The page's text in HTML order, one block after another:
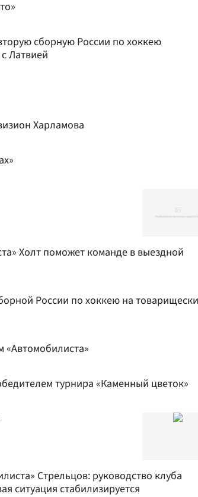
сборную России по хоккею
Латвией
Харламова
Холт поможет команде в выездной
России по хоккею на
«Автомобилиста»
турнира «Каменный цветок»
Стрельцов: руководство клуба
ситуация стабилизируется